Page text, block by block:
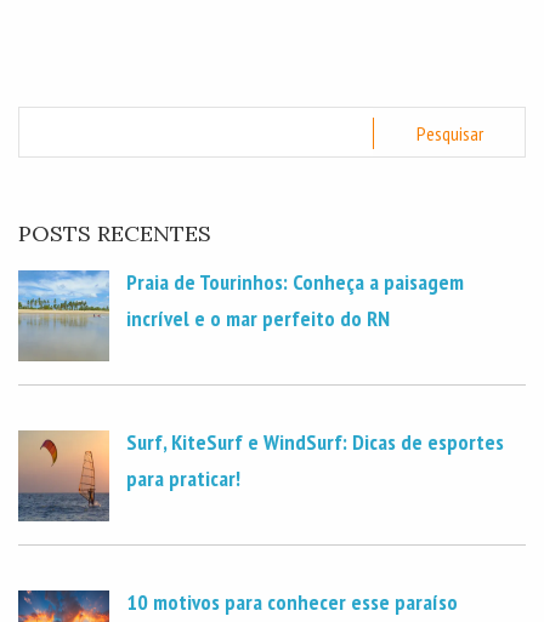
POSTS RECENTES
Praia de Tourinhos: Conheça a paisagem
incrível e o mar perfeito do RN
Surf, KiteSurf e WindSurf: Dicas de esportes
para praticar!
10 motivos para conhecer esse paraíso